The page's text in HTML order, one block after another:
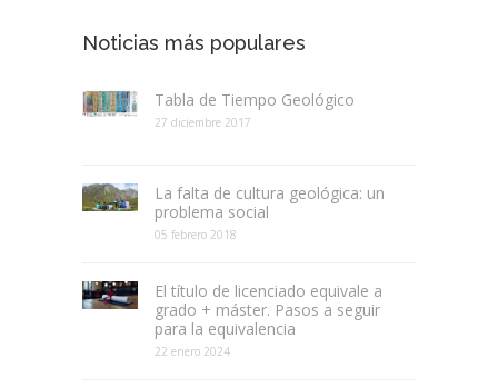
Noticias más populares
Tabla de Tiempo Geológico
27 diciembre 2017
La falta de cultura geológica: un
problema social
05 febrero 2018
El título de licenciado equivale a
grado + máster. Pasos a seguir
para la equivalencia
22 enero 2024